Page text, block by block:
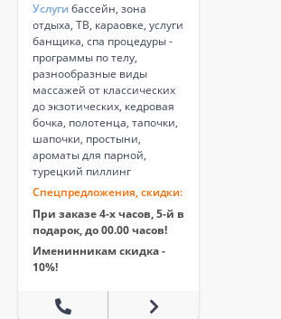
Услуги бассейн, зона
отдыха, ТВ, караовке, услуги
банщика, спа процедуры -
программы по телу,
разнообразные виды
массажей от классических
до экзотических, кедровая
бочка, полотенца, тапочки,
шапочки, простыни,
ароматы для парной,
турецкий пиллинг
Спецпредложения, скидки:
При заказе 4-х часов, 5-й в
подарок, до 00.00 часов!
Именинникам скидка -
10%!